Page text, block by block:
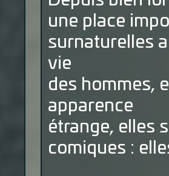
une place
surnaturelles
vie
des hommes,
apparence
étrange, elles
comiques :